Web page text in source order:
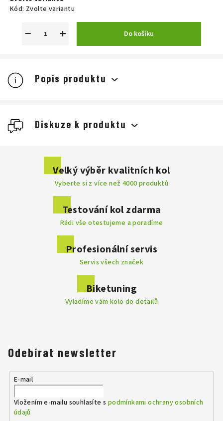
Kód: Zvolte variantu
+
− Do košíku
Popis produktu
Diskuze k produktu
Přidat komentář
Velký výběr kvalitních kol
Vyberte si z více než 4000 produktů
Testování kol zdarma
Rádi vše otestujeme a poradíme
Profesionální servis
Servis všech značek
Biketuning
Vyladíme vám kolo do detailů
Odebírat newsletter
E-mail
Vložením e-mailu souhlasíte s podmínkami ochrany osobních
údajů